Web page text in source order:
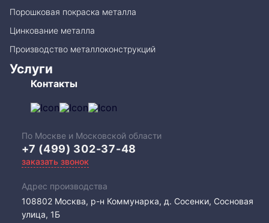
Порошковая покраска металла
Цинкование металла
Производство металлоконструкций
Услуги
Контакты
По Москве и Московской области
+7 (499) 302-37-48
заказать звонок
Адрес производства
108802​ Москва, р-н Коммунарка, д. Сосенки, Сосновая
улица, 1Б